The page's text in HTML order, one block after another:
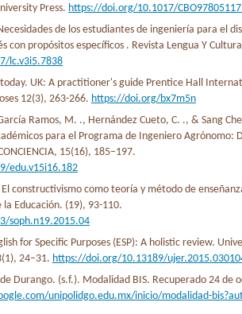
Press. https://doi.org/10.1017/
de los estudiantes de ingeniería para el
con propósitos específicos . Revista Lengua Y
lc.v3i5.7838
today. UK: A practitioner's guide Prentice Hall
12(3), 263-266. https://doi.org/bx7m5n
Ramos, M. ., Hernández Cueto, C. ., & Sang
para el Programa de Ingeniero Agrónomo:
15(16), 185–197.
edu.v15i16.182
constructivismo como teoría y método de
la Educación. (19), 93-110.
soph.n19.2015.04
for Specific Purposes (ESP): A holistic review.
24–31. https://doi.org/10.13189/
Durango. (s.f.). Modalidad BIS. Recuperado 24 de
unipolidgo.edu.mx/inicio/modalidad-